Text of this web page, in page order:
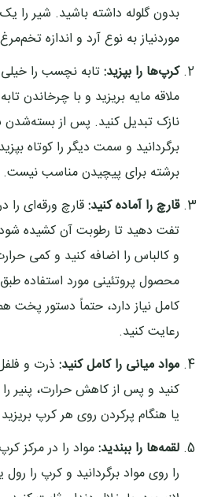
بدون گلوله داشته باشید. شیر را
موردنیاز به نوع آرد و اندازه
کرپ‌ها را بپزید:تابه نچسب را
ملاقه مایه بریزید و با چرخاندن
نازک تبدیل کنید. پس از
برگردانید و سمت دیگر را کوتاه
برشته برای پیچیدن مناسب نیست.
قارچ را آماده کنید:قارچ ورقه‌ای را
تفت دهید تا رطوبت آن کشیده
و کالباس را اضافه کنید و کمی
محصول پروتئینی مورد استفاده
کامل نیاز دارد، حتماً دستور پخت
رعایت کنید.
مواد میانی را کامل کنید: ذرت و
کنید و پس از کاهش حرارت، پنیر را
یا هنگام پرکردن روی هر کرپ
لقمه‌ها را ببندید:مواد را در مرکز
را روی مواد برگردانید و کرپ را رول